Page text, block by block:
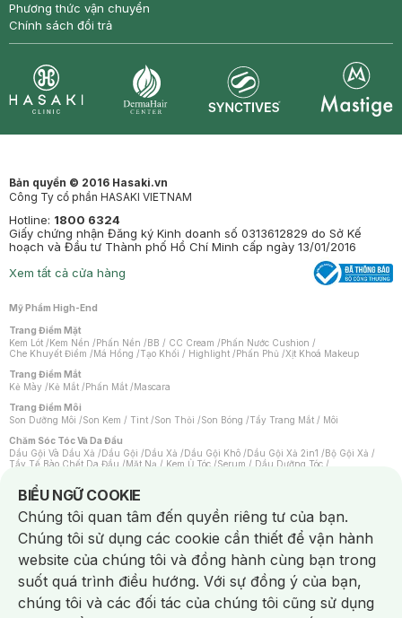
Phương thức vận chuyển
Chính sách đổi trả
Bản quyền © 2016 Hasaki.vn
Công Ty cổ phần HASAKI VIETNAM
Hotline: 1800 6324
Giấy chứng nhận Đăng ký Kinh doanh số 0313612829 do Sở Kế
hoạch và Đầu tư Thành phố Hồ Chí Minh cấp ngày 13/01/2016
Xem tất cả cửa hàng
Mỹ Phẩm High-End
Trang Điểm Mặt
Kem Lót /Kem Nền /Phấn Nền /BB / CC Cream /Phấn Nước Cushion /
Che Khuyết Điểm /Má Hồng /Tạo Khối / Highlight /Phấn Phủ /Xịt Khoá Makeup
Trang Điểm Mắt
Kẻ Mày /Kẻ Mắt /Phấn Mắt /Mascara
Trang Điểm Môi
Son Dưỡng Môi /Son Kem / Tint /Son Thỏi /Son Bóng /Tẩy Trang Mắt / Môi
Chăm Sóc Tóc Và Da Đầu
Dầu Gội Và Dầu Xả /Dầu Gội /Dầu Xả /Dầu Gội Khô /Dầu Gội Xả 2in1 /Bộ Gội Xả /
Tẩy Tế Bào Chết Da Đầu /Mặt Nạ / Kem Ủ Tóc /Serum / Dầu Dưỡng Tóc /
Máy Sấy Tóc
Lược
Kem Tẩy Lông/Dụng Cụ Tẩy Lông
Nước Hoa
Nước Hoa Nam Nước Hoa Cao Cấp Xịt Thơm Toàn Thân
Nước Hoa Vùng Kín
Chăm Sóc Cá Nhân
Chống Muỗi
Khẩu Trang Máy Massage Mặt Nạ Xông Hơi/Nước Rửa Tay
Sản Phẩm Chăm Sóc Khác/ Bàn Chải Đánh Răng /Bàn Chải Điện/
BIỂU NGỮ COOKIE
Notice about cookies usage
Chúng tôi quan tâm đến quyền riêng tư của bạn.
Chúng tôi sử dụng các cookie cần thiết để vận hành
website của chúng tôi và đồng hành cùng bạn trong
suốt quá trình điều hướng. Với sự đồng ý của bạn,
chúng tôi và các đối tác của chúng tôi cũng sử dụng